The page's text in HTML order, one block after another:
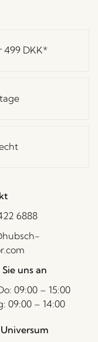
499 DKK*
6888
uns an
09:00 – 15:00
09:00 – 14:00